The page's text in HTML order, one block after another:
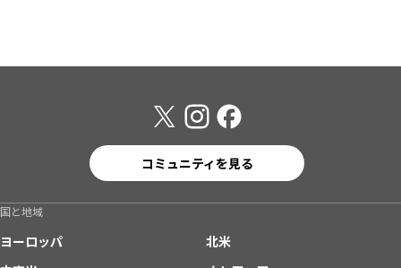
コミュニティを見る
国と地域
ヨーロッパ
北米